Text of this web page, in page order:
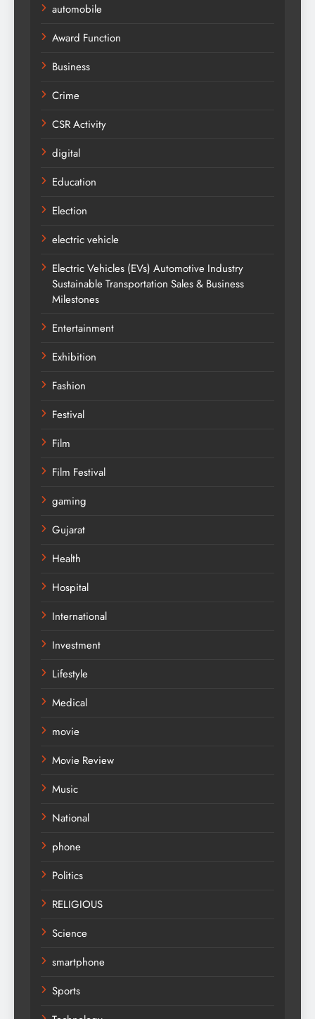
automobile
Award Function
Business
Crime
CSR Activity
digital
Education
Election
electric vehicle
Electric Vehicles (EVs) Automotive Industry
Sustainable Transportation Sales & Business
Milestones
Entertainment
Exhibition
Fashion
Festival
Film
Film Festival
gaming
Gujarat
Health
Hospital
International
Investment
Lifestyle
Medical
movie
Movie Review
Music
National
phone
Politics
RELIGIOUS
Science
smartphone
Sports